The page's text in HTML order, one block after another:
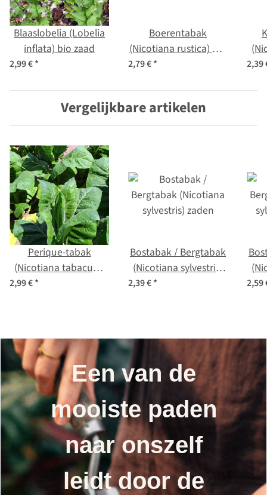
Blaaslobelia (Lobelia
inflata) bio zaad
2,99 €*
Boerentabak
(Nicotiana rustica) bio
2,79 €* 2,39
Vergelijkbare artikelen
Perique-tabak
(Nicotiana tabacum)
2,99 €*
Bostabak / Bergtabak
(Nicotiana sylvestris)
2,39 €* 2,59
Een van de
mooiste paden
naar onszelf
leidt door de